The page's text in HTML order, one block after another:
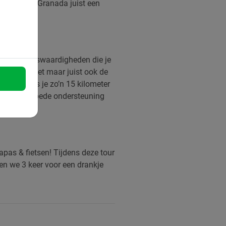
in Granada juist een
bezienswaardigheden die je
de stad ziet maar juist ook de
tour fiets je zo’n 15 kilometer
je een goede ondersteuning
& fietsen! Tijdens deze tour
we 3 keer voor een drankje